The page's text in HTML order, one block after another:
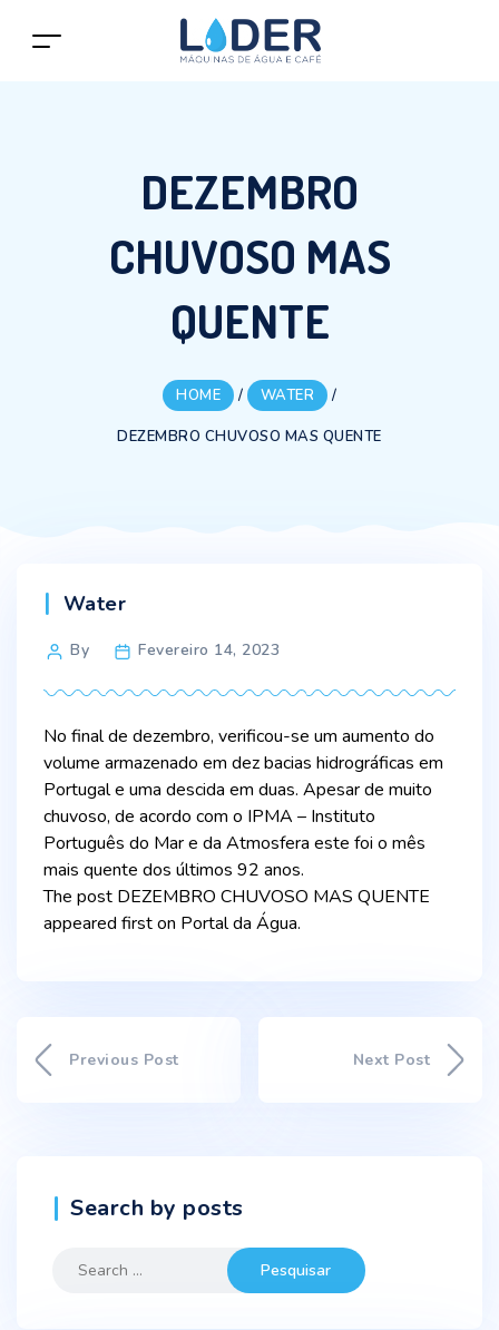
DEZEMBRO
CHUVOSO MAS
QUENTE
HOME / WATER /
DEZEMBRO CHUVOSO MAS QUENTE
Categories
Water
PostBy Fevereiro 14, 2023
No final de dezembro, verificou-se um aumento do
volume armazenado em dez bacias hidrográficas em
Portugal e uma descida em duas. Apesar de muito
chuvoso, de acordo com o IPMA – Instituto
Português do Mar e da Atmosfera este foi o mês
mais quente dos últimos 92 anos.
The post DEZEMBRO CHUVOSO MAS QUENTE
appeared first on Portal da Água.
Previous Post Next Post
Search by posts
Search